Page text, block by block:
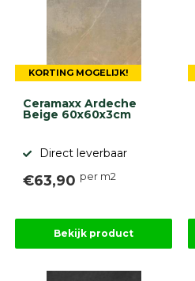
KORTING MOGELIJK!
Ceramaxx Ardeche
Beige 60x60x3cm
Direct leverbaar
€63,90 per m2
Bekijk product